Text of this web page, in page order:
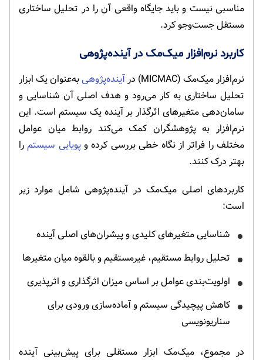
مناسبی نیست و باید جایگاه واقعی آن را در تحلیل ساختاری
مستقل جست‌وجو کرد.
کاربرد نرم‌افزار میک‌مک در آینده‌پژوهی
نرم‌افزار میک‌مک (MICMAC) در آینده‌پژوهیبه‌عنوان یک ابزار
تحلیل ساختاری به کار می‌رود و هدف اصلی آن شناسایی و
سامان‌دهی متغیرهای اثرگذار بر آینده یک سیستم است. این
نرم‌افزار به پژوهشگران کمک می‌کند روابط میان عوامل
مختلف را فراتر از نگاه خطی بررسی کرده وپویایی سیستمرا
بهتر درک کنند.
کاربردهای اصلی میک‌مک در آینده‌پژوهی شامل موارد زیر
است:
شناسایی متغیرهای کلیدی و پیشران‌های اصلی آینده
تحلیل روابط مستقیم، غیرمستقیم و بالقوه میان متغیرها
اولویت‌بندی عوامل بر اساس میزان اثرگذاری و اثرپذیری
کاهش پیچیدگی سیستم و آماده‌سازی ورودی برای
سناریونویسی
در مجموع، میک‌مک ابزار مستقلی برای پیش‌بینی آینده